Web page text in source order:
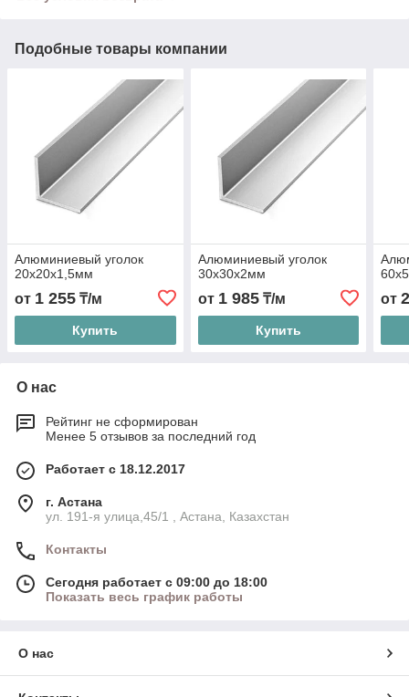
Подобные товары компании
Алюминиевый уголок
20х20х1,5мм
от 1 255 ₸/м
Купить
Алюминиевый уголок
30х30х2мм
от 1 985₸/м
Купить
от
О нас
Рейтинг не сформирован
Менее 5 отзывов за последний год
Работает с 18.12.2017
г. Астана
ул. 191-я улица,45/1 , Астана, Казахстан
Контакты
Сегодня работает с 09:00 до 18:00
Показать весь график работы
О нас